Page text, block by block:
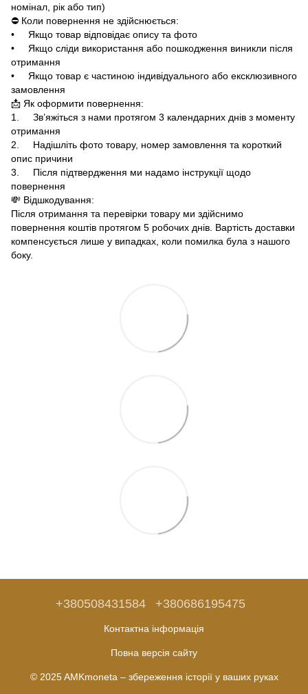
номінал, рік або тип)
⛔ Коли повернення не здійснюється:
• Якщо товар відповідає опису та фото
• Якщо сліди використання або пошкодження виникли після
отримання
• Якщо товар є частиною індивідуального або ексклюзивного
замовлення
📩 Як оформити повернення:
1. Зв’яжіться з нами протягом 3 календарних днів з моменту
отримання
2. Надішліть фото товару, номер замовлення та короткий
опис причини
3. Після підтвердження ми надамо інструкції щодо
повернення
💸 Відшкодування:
Після отримання та перевірки товару ми здійснимо
повернення коштів протягом 5 робочих днів. Вартість доставки
компенсується лише у випадках, коли помилка була з нашого
боку.
+380508431584 +380686195475
Контактна інформація
Повна версія сайту
© 2025 AMKmoneta – збереження історії у ваших руках